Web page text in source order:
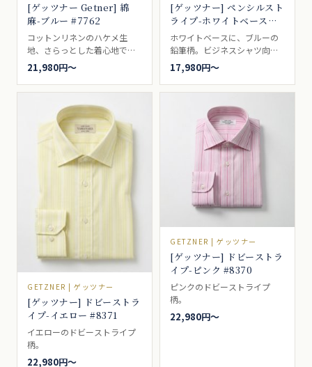
[ゲッツナー Getner] 綿
麻-ブルー #7762
コットンリネンのハケメ生
地、さらっとした着心地で夏
向きの生地。ブルー。
21,980円〜
[ゲッツナー] ペンシルスト
ライプ-ホワイトベース×
ブルー #5817
ホワイトベースに、ブルーの
鉛筆柄。ビジネスシャツ向
き。
17,980円〜
GETZNER | ゲッツナー
[ゲッツナー] ドビーストラ
イプ-イエロー #8371
イエローのドビーストライプ
柄。
22,980円〜
GETZNER | ゲッツナー
[ゲッツナー] ドビーストラ
イプ-ピンク #8370
ピンクのドビーストライプ
柄。
22,980円〜